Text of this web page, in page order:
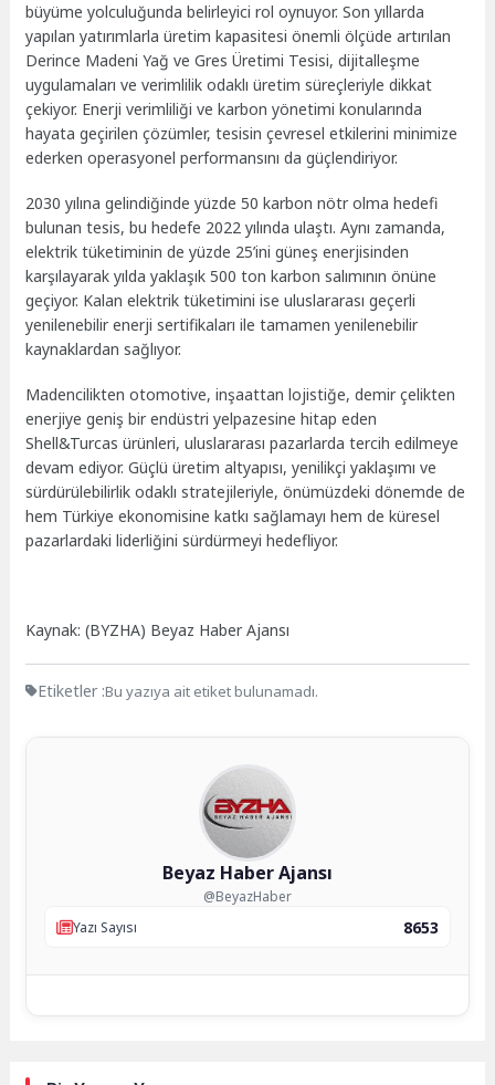
büyüme yolculuğunda belirleyici rol oynuyor. Son yıllarda
yapılan yatırımlarla üretim kapasitesi önemli ölçüde artırılan
Derince Madeni Yağ ve Gres Üretimi Tesisi, dijitalleşme
uygulamaları ve verimlilik odaklı üretim süreçleriyle dikkat
çekiyor. Enerji verimliliği ve karbon yönetimi konularında
hayata geçirilen çözümler, tesisin çevresel etkilerini minimize
ederken operasyonel performansını da güçlendiriyor.
2030 yılına gelindiğinde yüzde 50 karbon nötr olma hedefi
bulunan tesis, bu hedefe 2022 yılında ulaştı. Aynı zamanda,
elektrik tüketiminin de yüzde 25’ini güneş enerjisinden
karşılayarak yılda yaklaşık 500 ton karbon salımının önüne
geçiyor. Kalan elektrik tüketimini ise uluslararası geçerli
yenilenebilir enerji sertifikaları ile tamamen yenilenebilir
kaynaklardan sağlıyor.
Madencilikten otomotive, inşaattan lojistiğe, demir çelikten
enerjiye geniş bir endüstri yelpazesine hitap eden
Shell&Turcas ürünleri, uluslararası pazarlarda tercih edilmeye
devam ediyor. Güçlü üretim altyapısı, yenilikçi yaklaşımı ve
sürdürülebilirlik odaklı stratejileriyle, önümüzdeki dönemde de
hem Türkiye ekonomisine katkı sağlamayı hem de küresel
pazarlardaki liderliğini sürdürmeyi hedefliyor.
Kaynak: (BYZHA) Beyaz Haber Ajansı
Etiketler :Bu yazıya ait etiket bulunamadı.
Beyaz Haber Ajansı
@BeyazHaber
Yazı Sayısı
8653